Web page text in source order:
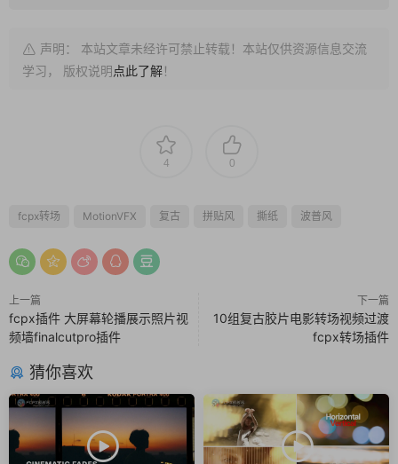
声明： 本站文章未经许可禁止转载！本站仅供资源信息交流
学习， 版权说明点此了解！
4 0
fcpx转场 MotionVFX 复古 拼贴风 撕纸 波普风
上一篇
fcpx插件 大屏幕轮播展示照片视
频墙finalcutpro插件
下一篇
10组复古胶片电影转场视频过渡
fcpx转场插件
猜你喜欢